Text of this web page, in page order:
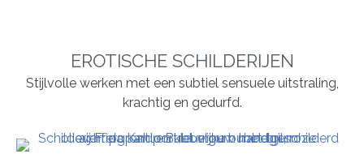
EROTISCHE SCHILDERIJEN
Stijlvolle werken met een subtiel sensuele uitstraling,
krachtig en gedurfd.